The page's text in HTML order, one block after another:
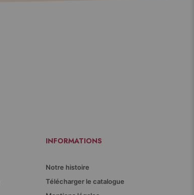
INFORMATIONS
Notre histoire
Télécharger le catalogue